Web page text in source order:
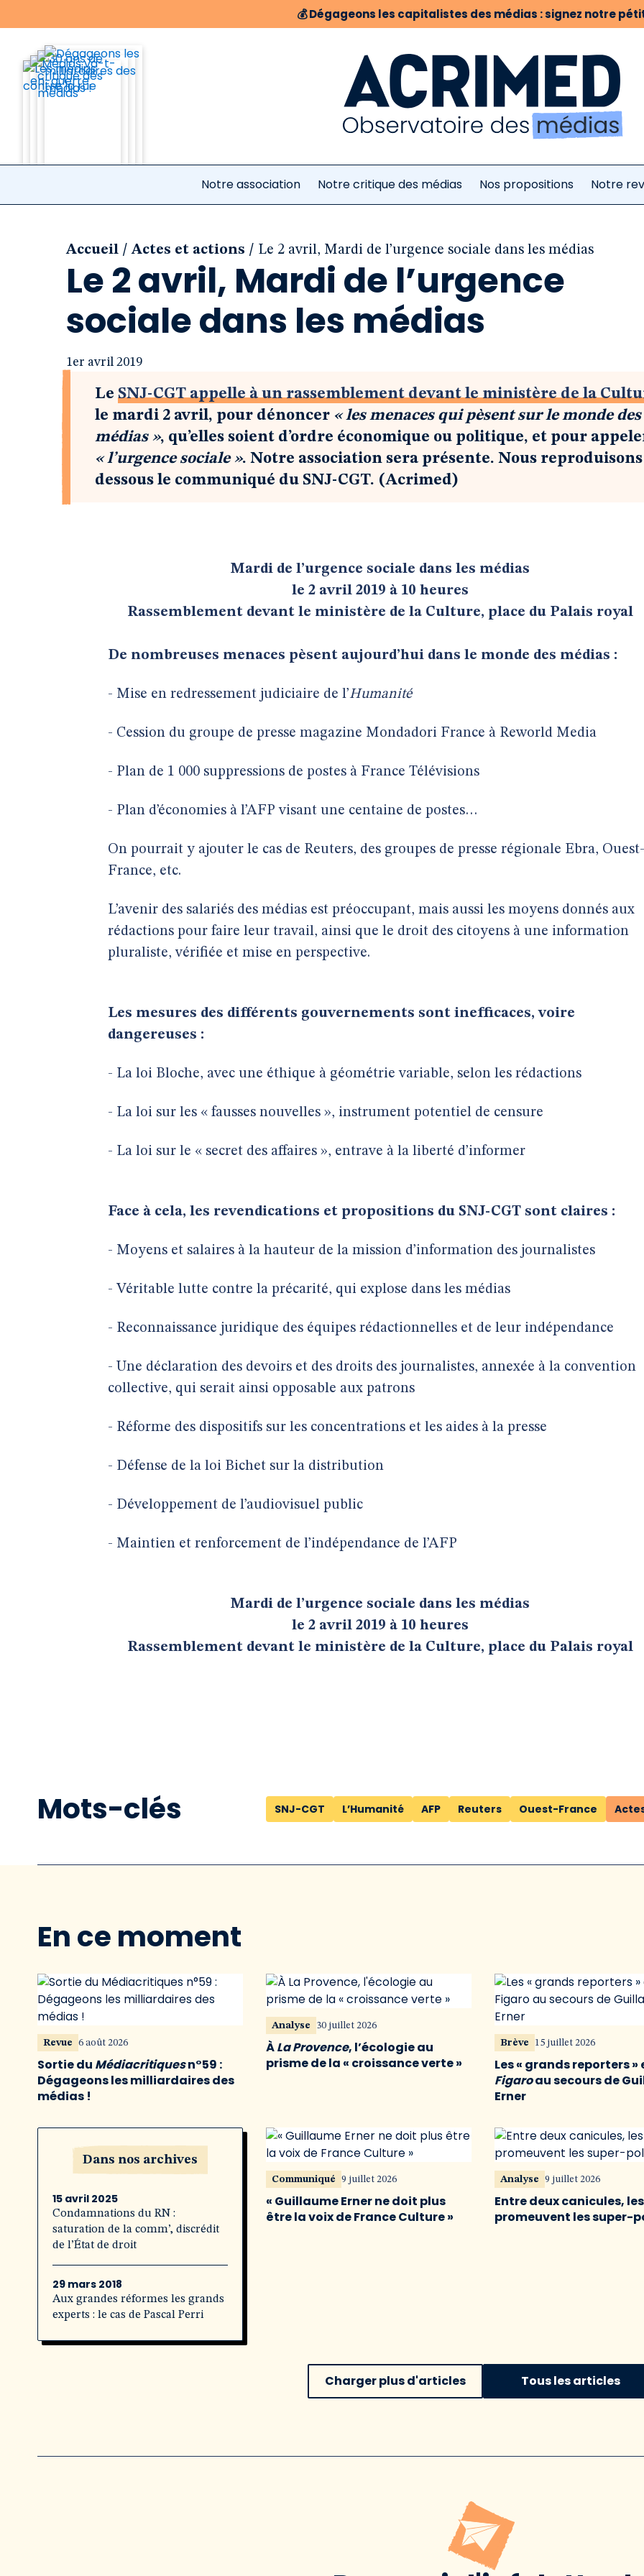
💰Dégageons les capitalistes des médias : signez notre
Notre association Notre critique des médias Nos propositions Notre
Accueil / Actes et actions / Le 2 avril, Mardi de l’urgence sociale dans les médias
Le 2 avril, Mardi de l’urgence
sociale dans les médias
1er avril 2019
Le SNJ-CGT appelle à un rassemblement devant le ministère de la
le mardi 2 avril, pour dénoncer « les menaces qui pèsent sur le monde des
médias », qu’elles soient d’ordre économique ou politique, et pour
« l’urgence sociale ». Notre association sera présente. Nous reproduisons
dessous le communiqué du SNJ-CGT. (Acrimed)
Mardi de l’urgence sociale dans les médias
le 2 avril 2019 à 10 heures
Rassemblement devant le ministère de la Culture, place du Palais royal
De nombreuses menaces pèsent aujourd’hui dans le monde des médias :
- Mise en redressement judiciaire de l’Humanité
- Cession du groupe de presse magazine Mondadori France à Reworld Media
- Plan de 1 000 suppressions de postes à France Télévisions
- Plan d’économies à l’AFP visant une centaine de postes…
On pourrait y ajouter le cas de Reuters, des groupes de presse régionale Ebra, Ouest-
France, etc.
L’avenir des salariés des médias est préoccupant, mais aussi les moyens donnés aux
rédactions pour faire leur travail, ainsi que le droit des citoyens à une information
pluraliste, vérifiée et mise en perspective.
Les mesures des différents gouvernements sont inefficaces, voire
dangereuses :
- La loi Bloche, avec une éthique à géométrie variable, selon les rédactions
- La loi sur les « fausses nouvelles », instrument potentiel de censure
- La loi sur le « secret des affaires », entrave à la liberté d’informer
Face à cela, les revendications et propositions du SNJ-CGT sont claires :
- Moyens et salaires à la hauteur de la mission d’information des journalistes
- Véritable lutte contre la précarité, qui explose dans les médias
- Reconnaissance juridique des équipes rédactionnelles et de leur indépendance
- Une déclaration des devoirs et des droits des journalistes, annexée à la convention
collective, qui serait ainsi opposable aux patrons
- Réforme des dispositifs sur les concentrations et les aides à la presse
- Défense de la loi Bichet sur la distribution
- Développement de l’audiovisuel public
- Maintien et renforcement de l’indépendance de l’AFP
Mardi de l’urgence sociale dans les médias
le 2 avril 2019 à 10 heures
Rassemblement devant le ministère de la Culture, place du Palais royal
Mots-clés SNJ-CGT L’Humanité AFP Reuters Ouest-France
En ce moment
Revue 6 août 2026
Sortie du Médiacritiquesn°59 :
Dégageons les milliardaires des
médias !
Analyse 30 juillet 2026
ÀLa Provence, l’écologie au
prisme de la « croissance verte »
Brève 15 juillet 2026
Les « grands reporters »
Figaroau secours de
Erner
Dans nos archives
15 avril 2025
Condamnations du RN :
saturation de la comm’, discrédit
de l’État de droit
29 mars 2018
Aux grandes réformes les grands
experts : le cas de Pascal Perri
Communiqué 9 juillet 2026
« Guillaume Erner ne doit plus
être la voix de France Culture »
Analyse 9 juillet 2026
Entre deux canicules,
promeuvent les super-
Charger plus d'articles Tous les articles